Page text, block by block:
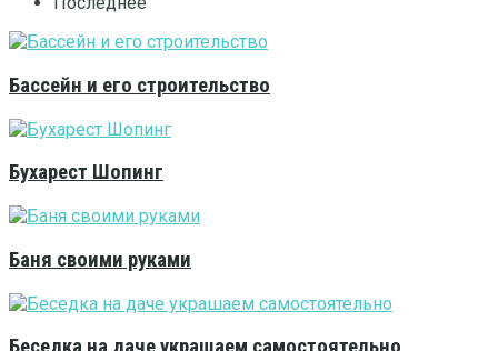
Бассейн и его строительство
Бухарест Шопинг
Баня своими руками